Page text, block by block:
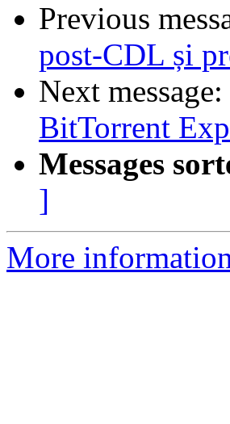
Previous
post-CDL și
Next message:
BitTorrent
Messages
]
More